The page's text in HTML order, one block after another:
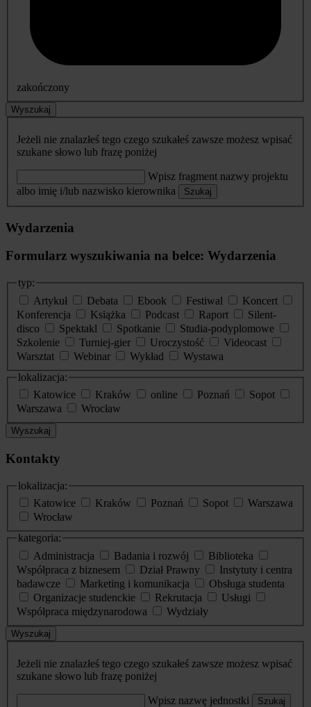
zakończony
Wyszukaj
Jeżeli nie znalazłeś tego czego szukałeś zawsze możesz wpisać
szukane słowo lub frazę poniżej
Wpisz fragment nazwy projektu
albo imię i/lub nazwisko kierownika
Szukaj
Wydarzenia
Formularz wyszukiwania na belce: Wydarzenia
typ:
Artykuł
Debata Ebook Festiwal
Koncert
Konferencja
Książka Podcast Raport
Silent-
disco
Spektakl Spotkanie
Studia-podyplomowe
Szkolenie
Turniej-gier Uroczystość
Videocast
Warsztat
Webinar Wykład
Wystawa
lokalizacja:
Katowice
Kraków online Poznań
Sopot
Warszawa
Wrocław
Wyszukaj
Kontakty
lokalizacja:
Katowice
Kraków Poznań Sopot
Warszawa
Wrocław
kategoria:
Administracja
Badania i rozwój
Biblioteka
Współpraca z biznesem
Dział Prawny
Instytuty i centra
badawcze
Marketing i komunikacja
Obsługa studenta
Organizacje studenckie
Rekrutacja
Usługi
Współpraca międzynarodowa
Wydziały
Wyszukaj
Jeżeli nie znalazłeś tego czego szukałeś zawsze możesz wpisać
szukane słowo lub frazę poniżej
Wpisz nazwę jednostki Szukaj